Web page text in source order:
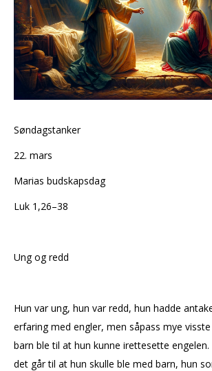
Søndagstanker
22. mars
Marias budskapsdag
Luk 1,26–38
Ung og redd
Hun var ung, hun var redd, hun hadde
erfaring med engler, men såpass mye
barn ble til at hun kunne irettesette engelen.
det går til at hun skulle ble med barn, hun